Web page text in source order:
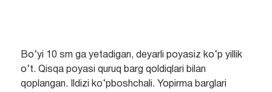
Bo‘yi 10 sm ga yetadigan, deyarli poyasiz ko‘p yillik
o‘t. Qisqa poyasi quruq barg qoldiqlari bilan
qoplangan. Ildizi ko‘pboshchali. Yopirma barglari